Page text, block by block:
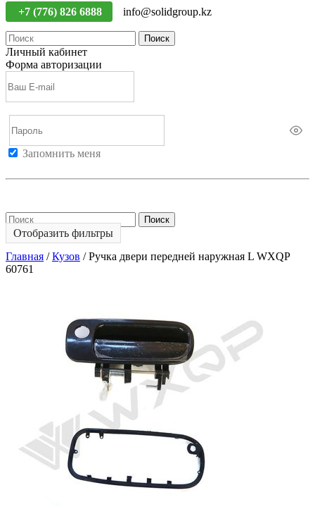
+7 (776) 826 6888 info@solidgroup.kz
Поиск
Личный кабинет
Форма авторизации
Запомнить меня
Поиск
Отобразить фильтры
Главная / Кузов / Ручка двери передней наружная L WXQP
60761